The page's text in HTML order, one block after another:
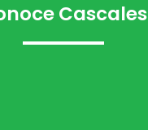
Cascales